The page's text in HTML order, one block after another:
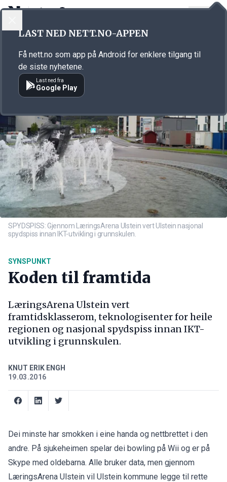
Annonsørinnhold
SPYDSPISS: Gjennom LæringsArena Ulstein vert Ulstein nasjonal
spydspiss innan IKT-utvikling i grunnskulen.
SYNSPUNKT
Koden til framtida
LæringsArena Ulstein vert
framtidsklasserom, teknologisenter for heile
regionen og nasjonal spydspiss innan IKT-
utvikling i grunnskulen.
KNUT ERIK ENGH
19.03.2016
Dei minste har smokken i eine handa og nettbrettet i den
andre. På sjukeheimen spelar dei bowling på Wii og er på
Skype med oldebarna. Alle bruker data, men gjennom
LæringsArena Ulstein vil Ulstein kommune legge til rette
LAST NED NETT.NO-APPEN
Få nett.no som app på Android for enklere tilgang til
de siste nyhetene.
Last ned fra
Google Play